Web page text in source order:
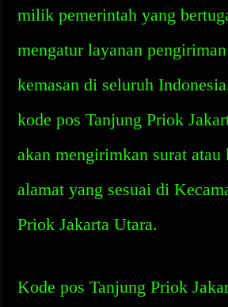
milik pemerintah yang
mengatur layanan
kemasan di seluruh
kode pos Tanjung Priok
akan mengirimkan surat atau
alamat yang sesuai di
Priok Jakarta Utara.
Kode pos Tanjung Priok